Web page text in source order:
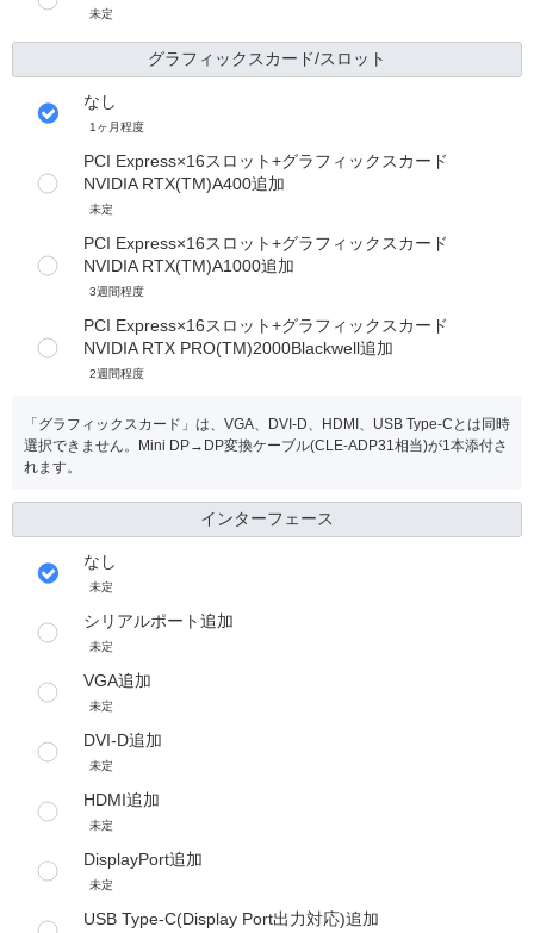
未定
グラフィックスカード/スロット
なし
1ヶ月程度
PCI Express×16スロット+グラフィックスカード
NVIDIA RTX(TM)A400追加
未定
PCI Express×16スロット+グラフィックスカード
NVIDIA RTX(TM)A1000追加
3週間程度
PCI Express×16スロット+グラフィックスカード
NVIDIA RTX PRO(TM)2000Blackwell追加
2週間程度
「グラフィックスカード」は、VGA、DVI-D、HDMI、USB Type-Cとは同時
選択できません。Mini DP→DP変換ケーブル(CLE-ADP31相当)が1本添付さ
れます。
インターフェース
なし
未定
シリアルポート追加
未定
VGA追加
未定
DVI-D追加
未定
HDMI追加
未定
DisplayPort追加
未定
USB Type-C(Display Port出力対応)追加